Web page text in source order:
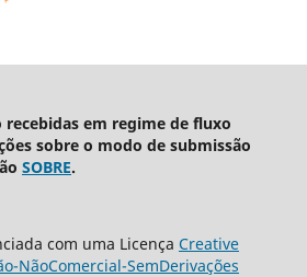
recebidas em regime de fluxo
sobre o modo de submissão
SOBRE.
com uma Licença Creative
NãoComercial-SemDerivações